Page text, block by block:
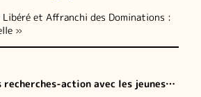
Libéré et Affranchi des Dominations :
»
recherches-action avec les jeunes…